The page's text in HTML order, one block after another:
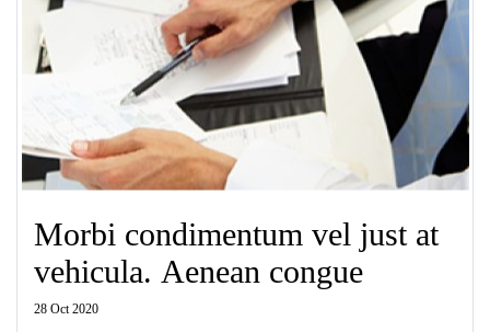
Morbi condimentum vel just at
vehicula. Aenean congue
28 Oct 2020